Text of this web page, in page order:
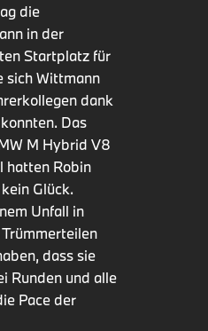
die
in der
Startplatz für
sich Wittmann
dank
Das
M Hybrid V8
hatten Robin
Glück.
Unfall in
dass sie
Runden und alle
Pace der